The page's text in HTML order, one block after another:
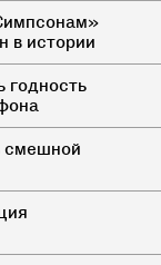
в истории
годность
смешной